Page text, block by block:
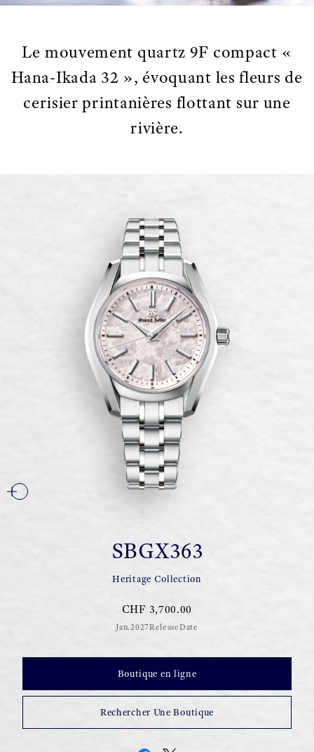
Le mouvement quartz 9F compact «
Hana-Ikada 32 », évoquant les fleurs de
cerisier printanières flottant sur une
rivière.
SBGX363
Heritage Collection
CHF 3,700.00
Jan.2027ReleaseDate
Boutique en ligne
Rechercher Une Boutique